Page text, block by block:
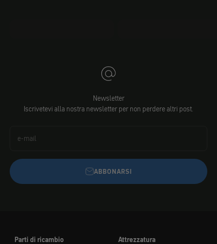
Newsletter
Iscrivetevi alla nostra newsletter per non perdere altri post.
e-mail
ABBONARSI
Parti di ricambio
Attrezzatura